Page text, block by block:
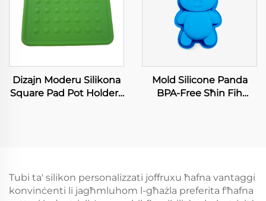
Dizajn Moderu Silikona
Square Pad Pot Holders
Mold Silicone Panda
BPA-Free Sħin Fih
Tubi ta' silikon personalizzati joffruxu ħafna vantaggi
konvinċenti li jagħmluhom l-għażla preferita f'ħafna